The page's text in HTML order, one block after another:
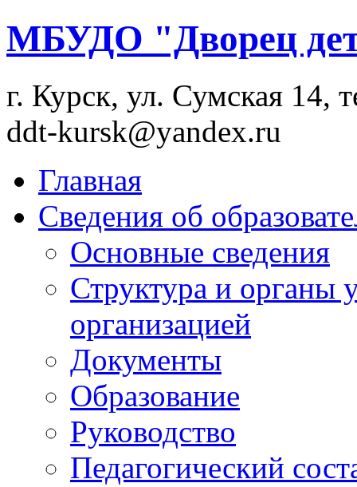
МБУДО "Дворец
г. Курск, ул. Сумская 14,
ddt-kursk@yandex.ru
Главная
Сведения об
Основные сведения
Структура и органы
организацией
Документы
Образование
Руководство
Педагогический